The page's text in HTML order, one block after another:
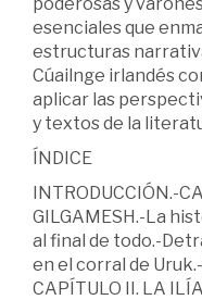
esenciales que
estructuras
Cúailnge irlandés
aplicar las
y textos de la
ÍNDICE
INTRODUCCIÓN.-
GILGAMESH.-La
al final de todo.-
en el corral de
CAPÍTULO II. LA